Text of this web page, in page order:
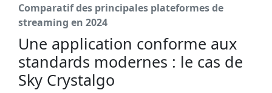
Comparatif des principales plateformes de
streaming en 2024
Une application conforme aux
standards modernes : le cas de
Sky Crystalgo